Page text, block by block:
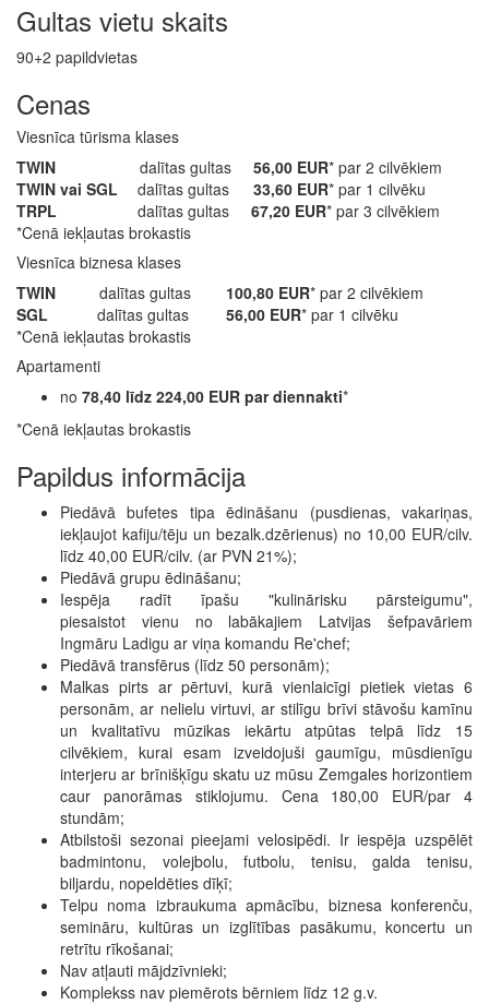
Gultas vietu skaits
90+2 papildvietas
Cenas
Viesnīca tūrisma klases
TWIN
dalītas gultas 56,00 EUR* par 2 cilvēkiem
TWIN vai SGL
dalītas gultas 33,60 EUR* par 1 cilvēku
TRPL
dalītas gultas 67,20 EUR* par 3 cilvēkiem
*Cenā iekļautas brokastis
Viesnīca biznesa klases
TWIN
dalītas gultas 100,80 EUR* par 2 cilvēkiem
SGL
dalītas gultas 56,00 EUR* par 1 cilvēku
*Cenā iekļautas brokastis
Apartamenti
no 78,40 līdz 224,00 EUR par diennakti*
*Cenā iekļautas brokastis
Papildus informācija
Piedāvā bufetes tipa ēdināšanu (pusdienas, vakariņas,
iekļaujot kafiju/tēju un bezalk.dzērienus) no 10,00 EUR/cilv.
līdz 40,00 EUR/cilv. (ar PVN 21%);
Piedāvā grupu ēdināšanu;
Iespēja radīt īpašu "kulinārisku pārsteigumu",
piesaistot vienu no labākajiem Latvijas šefpavāriem
Ingmāru Ladigu ar viņa komandu Re'chef;
Piedāvā transfērus (līdz 50 personām);
Malkas pirts ar pērtuvi, kurā vienlaicīgi pietiek vietas 6
personām, ar nelielu virtuvi, ar stilīgu brīvi stāvošu kamīnu
un kvalitatīvu mūzikas iekārtu atpūtas telpā līdz 15
cilvēkiem, kurai esam izveidojuši gaumīgu, mūsdienīgu
interjeru ar brīnišķīgu skatu uz mūsu Zemgales horizontiem
caur panorāmas stiklojumu. Cena 180,00 EUR/par 4
stundām;
Atbilstoši sezonai pieejami velosipēdi. Ir iespēja uzspēlēt
badmintonu, volejbolu, futbolu, tenisu, galda tenisu,
biljardu, nopeldēties dīķī;
Telpu noma izbraukuma apmācību, biznesa konferenču,
semināru, kultūras un izglītības pasākumu, koncertu un
retrītu rīkošanai;
Nav atļauti mājdzīvnieki;
Komplekss nav piemērots bērniem līdz 12 g.v.